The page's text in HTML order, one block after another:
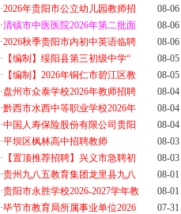
·2026年贵阳市公立幼儿园教师招
08-06
·清镇市中医医院2026年第二批面
08-06
·2026秋季贵阳市内初中英语临聘
08-06
· 【编制】绥阳县第三初级中学“
08-05
· 【编制】2026年铜仁市碧江区教
08-05
·盘州市众泰学校2026年教师招聘
08-04
·黔西市水西中等职业学校2026年
08-04
·中国人寿保险股份有限公司贵阳
08-04
·平坝区枫林高中招聘教师
08-03
· 【置顶推荐招聘】兴义市急聘初
08-03
·贵州九八五教育集团龙里县九八
08-01
·贵阳市永胜学校2026-2027学年教
08-01
·毕节市教育局所属事业单位2026
07-31